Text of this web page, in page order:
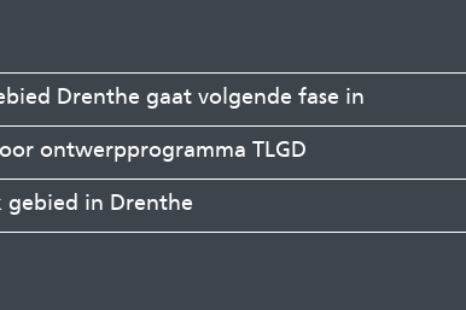
Drenthe gaat volgende fase in
ontwerpprogramma TLGD
gebied in Drenthe